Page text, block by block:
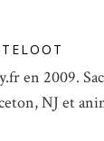
en 2009.
NJ et